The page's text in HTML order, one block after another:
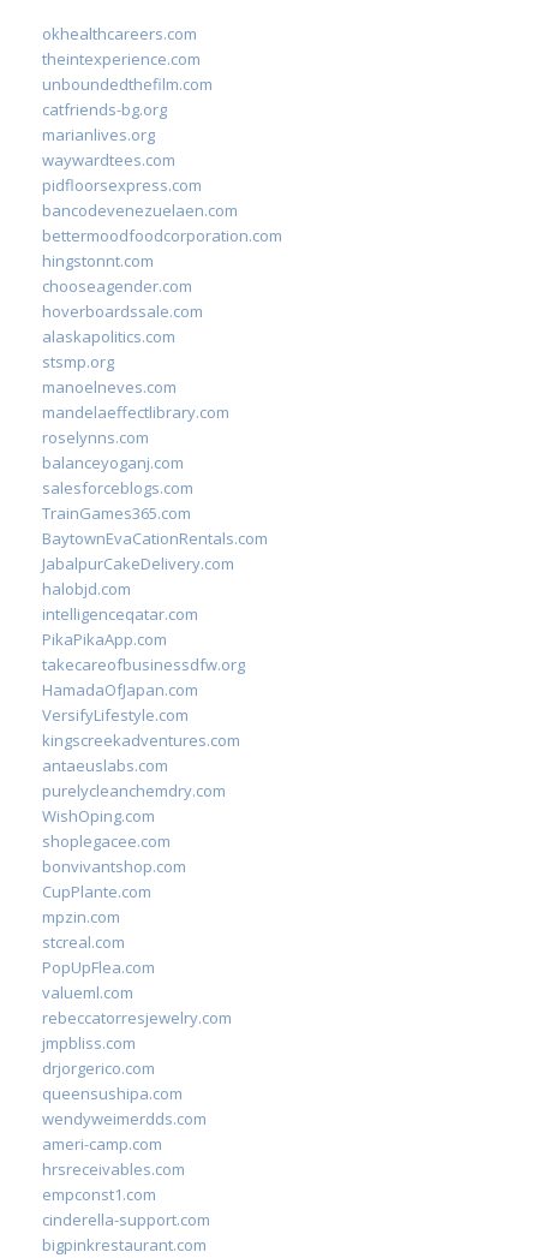
okhealthcareers.com
theintexperience.com
unboundedthefilm.com
catfriends-bg.org
marianlives.org
waywardtees.com
pidfloorsexpress.com
bancodevenezuelaen.com
bettermoodfoodcorporation.com
hingstonnt.com
chooseagender.com
hoverboardssale.com
alaskapolitics.com
stsmp.org
manoelneves.com
mandelaeffectlibrary.com
roselynns.com
balanceyoganj.com
salesforceblogs.com
TrainGames365.com
BaytownEvaCationRentals.com
JabalpurCakeDelivery.com
halobjd.com
intelligenceqatar.com
PikaPikaApp.com
takecareofbusinessdfw.org
HamadaOfJapan.com
VersifyLifestyle.com
kingscreekadventures.com
antaeuslabs.com
purelycleanchemdry.com
WishOping.com
shoplegacee.com
bonvivantshop.com
CupPlante.com
mpzin.com
stcreal.com
PopUpFlea.com
valueml.com
rebeccatorresjewelry.com
jmpbliss.com
drjorgerico.com
queensushipa.com
wendyweimerdds.com
ameri-camp.com
hrsreceivables.com
empconst1.com
cinderella-support.com
bigpinkrestaurant.com